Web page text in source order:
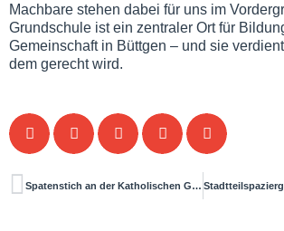
Machbare stehen dabei für uns im
Grundschule ist ein zentraler Ort für
Gemeinschaft in Büttgen – und sie
dem gerecht wird.
Spatenstich an der Katholischen Grundschule